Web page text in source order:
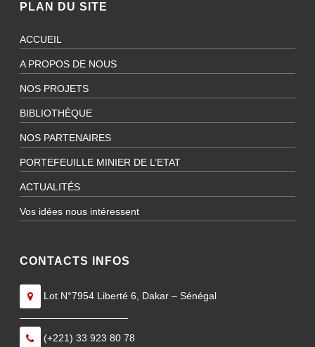
PLAN DU SITE
ACCUEIL
A PROPOS DE NOUS
NOS PROJETS
BIBLIOTHÈQUE
NOS PARTENAIRES
PORTEFEUILLE MINIER DE L’ETAT
ACTUALITÉS
Vos idées nous intéressent
CONTACTS INFOS
Lot N°7954 Liberté 6, Dakar – Sénégal
———————————
(+221) 33 923 80 78